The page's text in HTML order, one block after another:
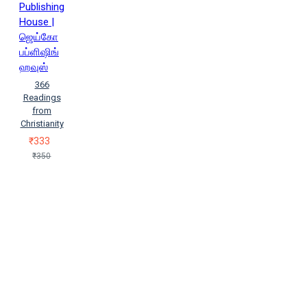
Publishing
House |
ஜெய்கோ
பப்ளிஷிங்
ஹவுஸ்
366
Readings
from
Christianity
₹333
₹350